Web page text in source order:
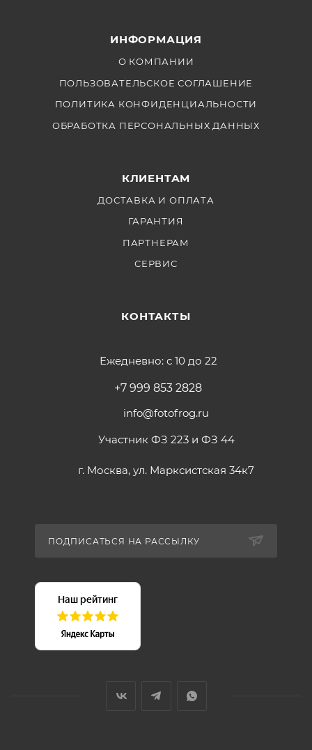
ИНФОРМАЦИЯ
О КОМПАНИИ
ПОЛЬЗОВАТЕЛЬСКОЕ СОГЛАШЕНИЕ
ПОЛИТИКА КОНФИДЕНЦИАЛЬНОСТИ
ОБРАБОТКА ПЕРСОНАЛЬНЫХ ДАННЫХ
КЛИЕНТАМ
ДОСТАВКА И ОПЛАТА
ГАРАНТИЯ
ПАРТНЕРАМ
СЕРВИС
КОНТАКТЫ
Ежедневно: с 10 до 22
+7 999 853 2828
info@fotofrog.ru
Участник ФЗ 223 и ФЗ 44
г. Москва, ул. Марксистская 34к7
ПОДПИСАТЬСЯ НА РАССЫЛКУ